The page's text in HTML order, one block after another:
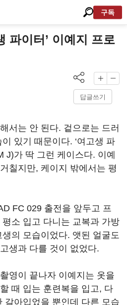
구독
파이터’ 이예지 프로
답글쓰기
서는 안 된다. 겉으로는 드러
있기 때문이다. ‘여고생 파
J)가 딱 그런 케이스다. 이예
칠지만, 케이지 밖에서는 평
FC 029 출전을 앞두고 프
소 입고 다니는 교복과 가방
의 모습이었다. 앳된 얼굴도
생과 다를 것이 없었다.
영이 끝나자 이예지는 옷을
때 입는 훈련복을 입고, 다
갈아입었을 뿐인데 다른 모습